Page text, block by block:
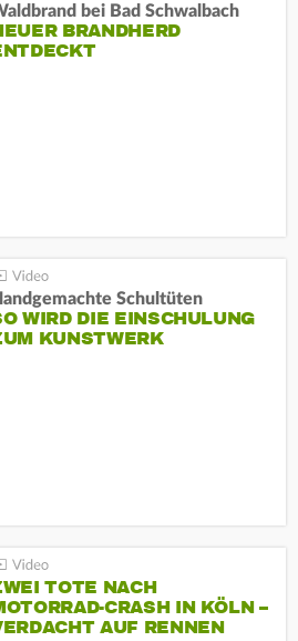
bei Bad Schwalbach
BRANDHERD
Schultüten
WIRD DIE EINSCHULUNG
KUNSTWERK
TOTE NACH
CRASH IN KÖLN –
AUF RENNEN